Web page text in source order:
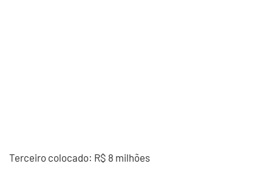
Terceiro colocado: R$ 8 milhões